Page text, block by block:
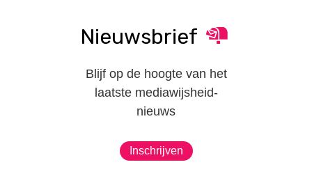
Nieuwsbrief
Blijf op de hoogte van het
laatste mediawijsheid-
nieuws
Inschrijven